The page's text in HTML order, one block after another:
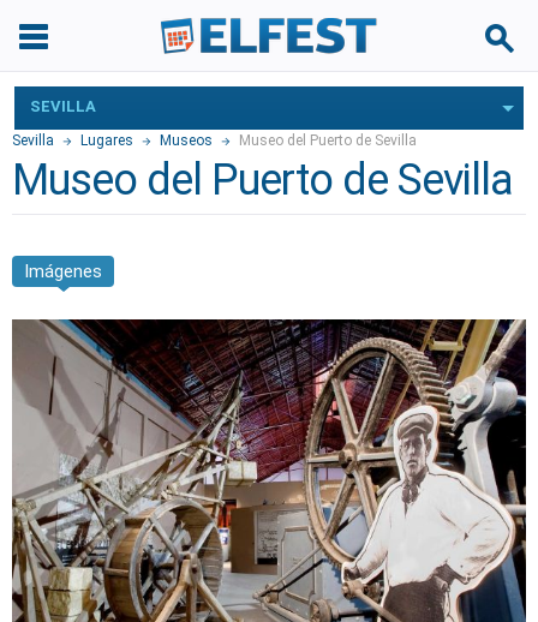
SEVILLA
Sevilla Lugares Museos Museo del Puerto de Sevilla
Museo del Puerto de Sevilla
Imágenes